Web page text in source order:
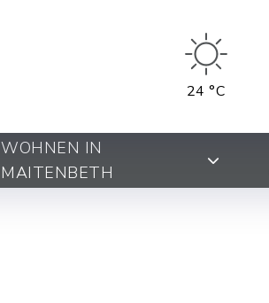
24 °C
WOHNEN IN
MAITENBETH